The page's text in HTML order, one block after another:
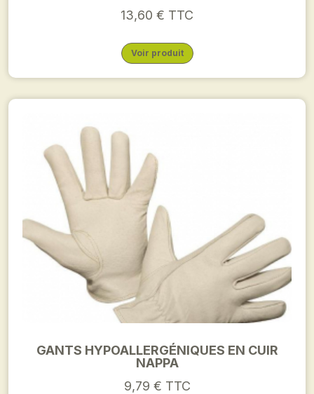
13,60 € TTC
Voir produit
GANTS HYPOALLERGÉNIQUES EN CUIR
NAPPA
9,79 € TTC